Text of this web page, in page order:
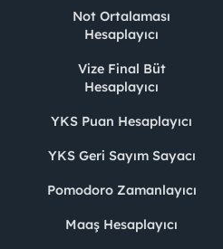
Not Ortalaması
Hesaplayıcı
Vize Final Büt
Hesaplayıcı
YKS Puan Hesaplayıcı
YKS Geri Sayım Sayacı
Pomodoro Zamanlayıcı
Maaş Hesaplayıcı